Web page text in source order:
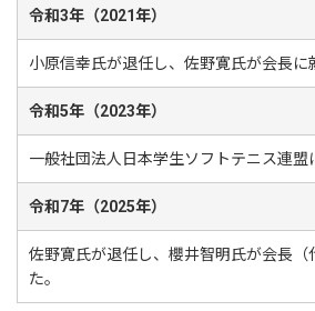
令和3年（2021年）
小原信幸氏が退任し、佐野寛氏が会長に
令和5年（2023年）
一般社団法人日本学生ソフトテニス連盟
令和7年（2025年）
佐野寛氏が退任し、櫻井智明氏が会長（
た。